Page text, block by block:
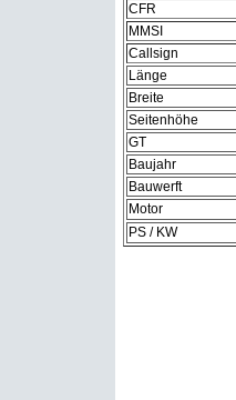
CFR
MMSI
Callsign
Länge
Breite
Seitenhöhe
GT
Baujahr
Bauwerft
Motor
PS / KW